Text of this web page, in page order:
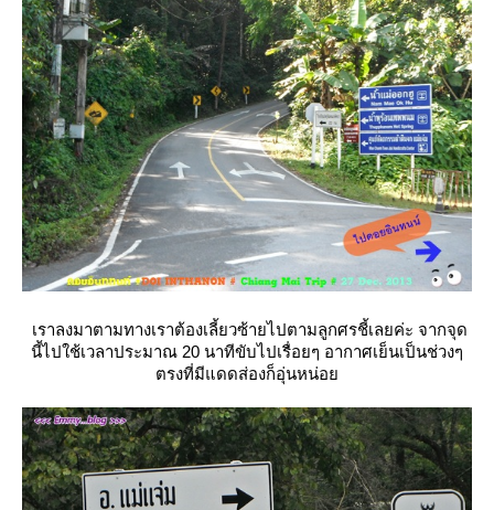
เราลงมาตามทางเราต้องเลี้ยวซ้ายไปตามลูกศรชี้เลยค่ะ จากจุด
นี้ไปใช้เวลาประมาณ 20 นาทีขับไปเรื่อยๆ อากาศเย็นเป็นช่วงๆ
ตรงที่มีแดดส่องก็อุ่นหน่อ